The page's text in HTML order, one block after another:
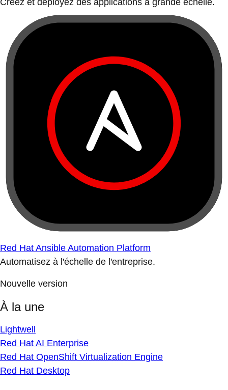
Créez et déployez des applications à grande échelle.
Red Hat Ansible Automation Platform
Automatisez à l'échelle de l'entreprise.
Nouvelle version
À la une
Lightwell
Red Hat AI Enterprise
Red Hat OpenShift Virtualization Engine
Red Hat Desktop